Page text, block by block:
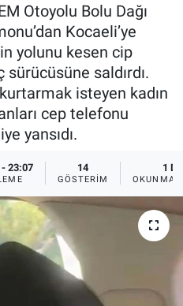
Otoyolu Bolu Dağı
Kocaeli’ye
yolunu kesen cip
sürücüsüne saldırdı.
isteyen kadın
cep telefonu
yansıdı.
23:07 14
GÖSTERIM
1 DK
OKUNMA